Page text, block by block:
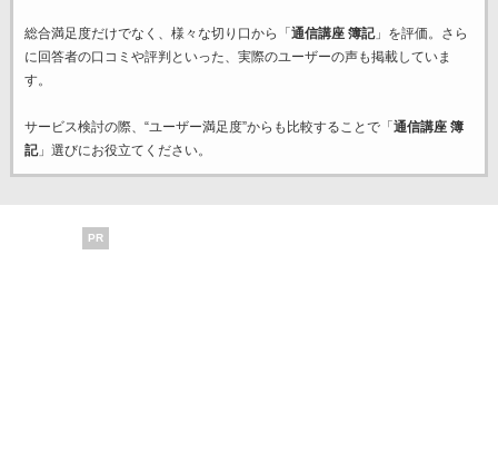
総合満足度だけでなく、様々な切り口から「 通信講座 簿記」を評価。さら
に回答者の口コミや評判といった、実際のユーザーの声も掲載していま
す。
サービス検討の際、“ユーザー満足度”からも比較することで「 通信講座 簿
記」選びにお役立てください。
PR